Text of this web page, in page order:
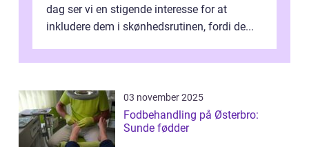
dag ser vi en stigende interesse for at
inkludere dem i skønhedsrutinen, fordi de...
03 november 2025
Fodbehandling på Østerbro:
Sunde fødder